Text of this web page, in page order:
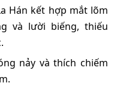
Hán kết hợp mắt lõm
và lười biếng, thiếu
nảy và thích chiếm